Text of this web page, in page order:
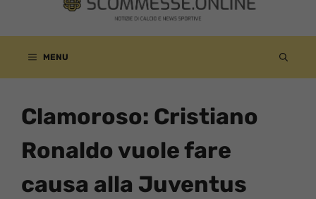
contenuto
MENU
Clamoroso: Cristiano
Ronaldo vuole fare
causa alla Juventus